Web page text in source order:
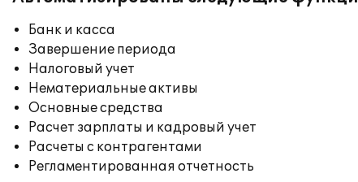
Банк и касса
Завершение периода
Налоговый учет
Нематериальные активы
Основные средства
Расчет зарплаты и кадровый учет
Расчеты с контрагентами
Регламентированная отчетность